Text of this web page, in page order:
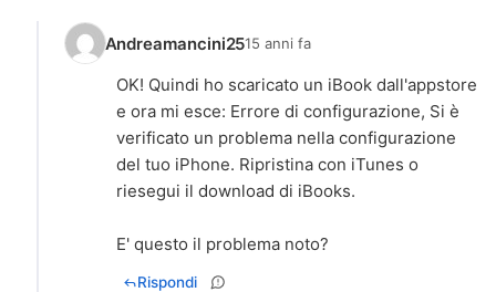
Andreamancini2515 anni fa
OK! Quindi ho scaricato un iBook dall'appstore
e ora mi esce: Errore di configurazione, Si è
verificato un problema nella configurazione
del tuo iPhone. Ripristina con iTunes o
riesegui il download di iBooks.
E' questo il problema noto?
Rispondi